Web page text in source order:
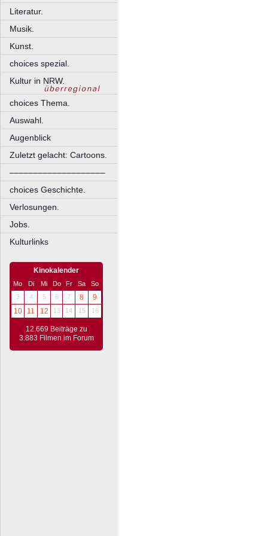
Literatur.
Musik.
Kunst.
choices spezial.
Kultur in NRW.
choices Thema.
Auswahl.
Augenblick
Zuletzt gelacht: Cartoons.
––––––––––––––––––––
choices Geschichte.
Verlosungen.
Jobs.
Kulturlinks
Kinokalender
Mo Di Mi Do Fr Sa
So
3
4 5 6 7 8
9
10
11 12 13 14 15 16
12.669 Beiträge zu
3.883 Filmen im Forum